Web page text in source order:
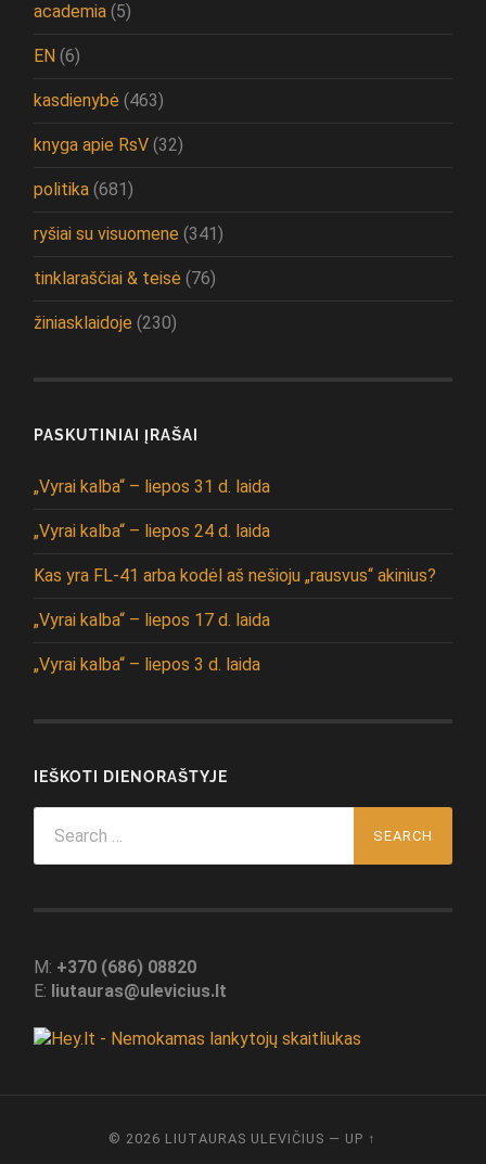
academia (5)
EN (6)
kasdienybė (463)
knyga apie RsV (32)
politika (681)
ryšiai su visuomene (341)
tinklaraščiai & teisė (76)
žiniasklaidoje (230)
PASKUTINIAI ĮRAŠAI
„Vyrai kalba“ – liepos 31 d. laida
„Vyrai kalba“ – liepos 24 d. laida
Kas yra FL-41 arba kodėl aš nešioju „rausvus“ akinius?
„Vyrai kalba“ – liepos 17 d. laida
„Vyrai kalba“ – liepos 3 d. laida
IEŠKOTI DIENORAŠTYJE
for:
M: +370 (686) 08820
E: liutauras@ulevicius.lt
© 2026 LIUTAURAS ULEVIČIUS — UP ↑